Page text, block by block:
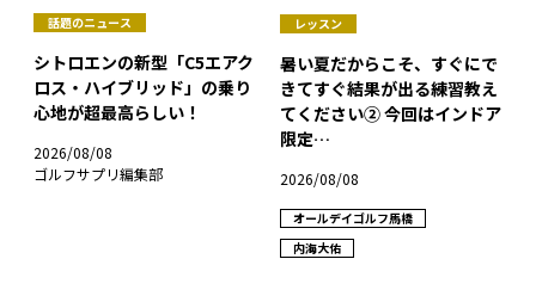
話題のニュース
シトロエンの新型「C5エアク
ロス・ハイブリッド」の乗り
心地が超最高らしい！
2026/08/08
ゴルフサプリ編集部
レッスン
暑い夏だからこそ、すぐにで
きてすぐ結果が出る練習教え
てください② 今回はインドア
限定…
2026/08/08
オールデイゴルフ馬橋
内海大佑